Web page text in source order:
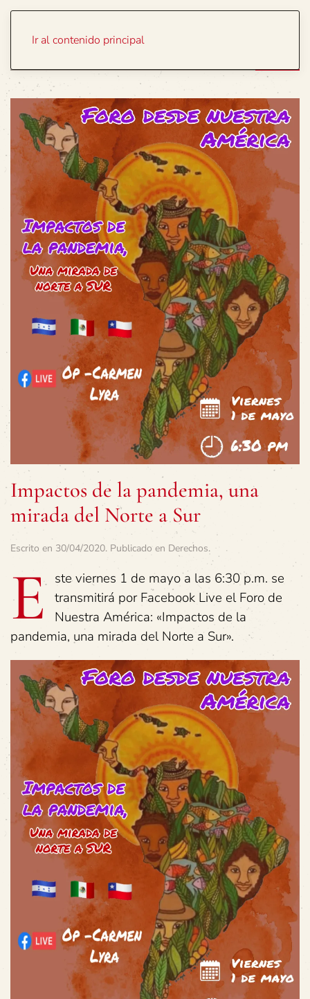
Ir al contenido principal
Impactos de la pandemia, una
mirada del Norte a Sur
Escrito en 30/04/2020. Publicado en Derechos.
E ste viernes 1 de mayo a las 6:30 p.m. se
transmitirá por Facebook Live el Foro de
Nuestra América: «Impactos de la
pandemia, una mirada del Norte a Sur».